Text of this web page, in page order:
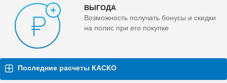
ВЫГОДА
Возможность получать бонусы и скидки
на полис при его покупке
Последние расчеты КАСКО